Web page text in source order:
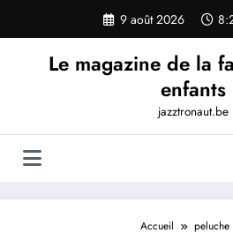
contenu
9 août 2026
Le magazine de la
enfants
jazztronaut.be
Accueil